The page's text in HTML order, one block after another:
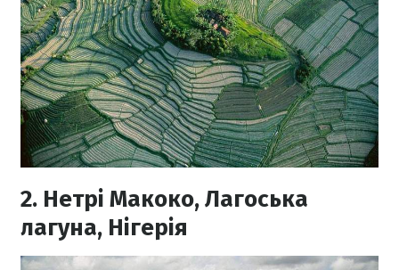
2. Нетрі Макоко, Лагоська
лагуна, Нігерія